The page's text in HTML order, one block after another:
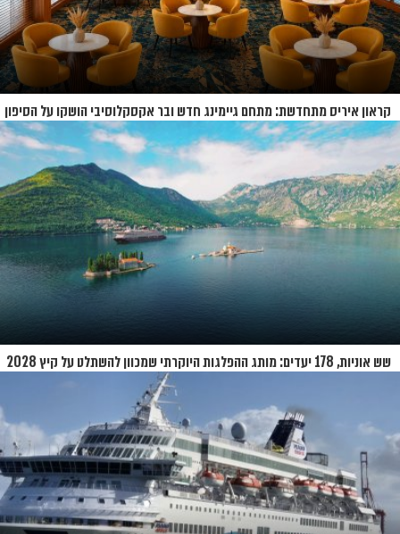
קראון איריס מתחדשת: מתחם גיימינג חדש ובר אקסקלוסיבי הושקו על הסיפון
שש אוניות, 178 יעדים: מותג ההפלגות היוקרתי שמכוון להשתלט על קיץ 2028